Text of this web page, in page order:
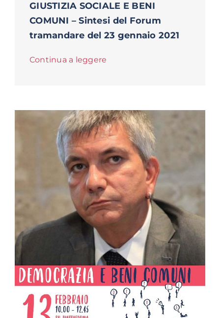
GIUSTIZIA SOCIALE E BENI
COMUNI – Sintesi del Forum
tramandare del 23 gennaio 2021
Continua a leggere